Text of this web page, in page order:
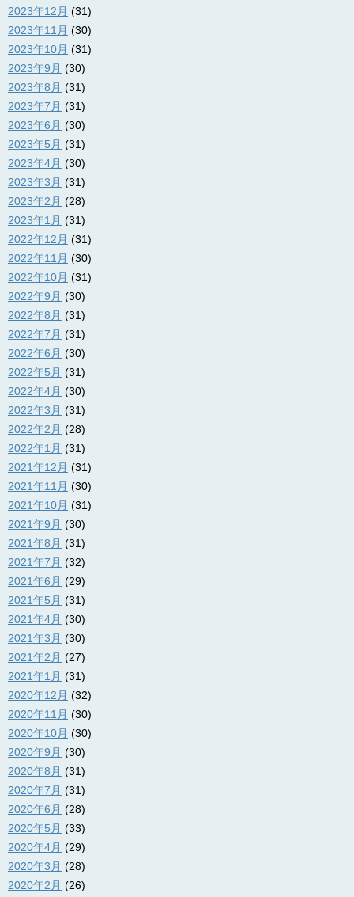
2023年12月 (31)
2023年11月 (30)
2023年10月 (31)
2023年9月 (30)
2023年8月 (31)
2023年7月 (31)
2023年6月 (30)
2023年5月 (31)
2023年4月 (30)
2023年3月 (31)
2023年2月 (28)
2023年1月 (31)
2022年12月 (31)
2022年11月 (30)
2022年10月 (31)
2022年9月 (30)
2022年8月 (31)
2022年7月 (31)
2022年6月 (30)
2022年5月 (31)
2022年4月 (30)
2022年3月 (31)
2022年2月 (28)
2022年1月 (31)
2021年12月 (31)
2021年11月 (30)
2021年10月 (31)
2021年9月 (30)
2021年8月 (31)
2021年7月 (32)
2021年6月 (29)
2021年5月 (31)
2021年4月 (30)
2021年3月 (30)
2021年2月 (27)
2021年1月 (31)
2020年12月 (32)
2020年11月 (30)
2020年10月 (30)
2020年9月 (30)
2020年8月 (31)
2020年7月 (31)
2020年6月 (28)
2020年5月 (33)
2020年4月 (29)
2020年3月 (28)
2020年2月 (26)